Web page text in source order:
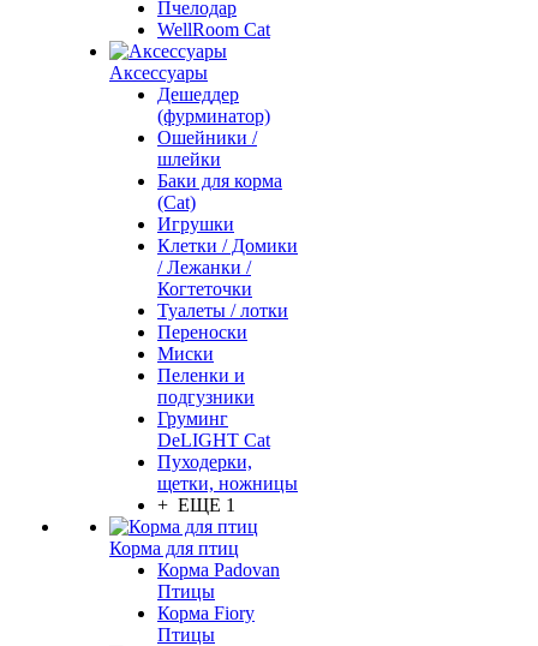
Пчелодар
WellRoom Cat
Аксессуары
Дешеддер
(фурминатор)
Ошейники /
шлейки
Баки для корма
(Cat)
Игрушки
Клетки / Домики
/ Лежанки /
Когтеточки
Туалеты / лотки
Переноски
Миски
Пеленки и
подгузники
Груминг
DeLIGHT Cat
Пуходерки,
щетки, ножницы
+ ЕЩЕ 1
Корма для птиц
Корма Padovan
Птицы
Корма Fiory
Птицы